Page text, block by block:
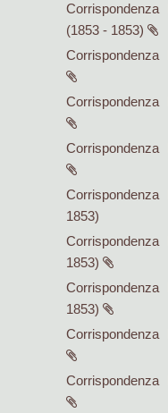
Corrispondenza
(1853 - 1853)
Corrispondenza
Corrispondenza
Corrispondenza
Corrispondenza
1853)
Corrispondenza
1853)
Corrispondenza
1853)
Corrispondenza
Corrispondenza